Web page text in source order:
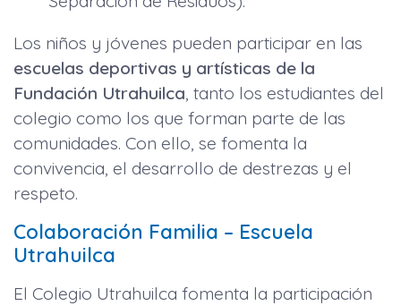
Los niños y jóvenes pueden participar en las
escuelas deportivas y artísticas de la
Fundación Utrahuilca, tanto los estudiantes del
colegio como los que forman parte de las
comunidades. Con ello, se fomenta la
convivencia, el desarrollo de destrezas y el
respeto.
Colaboración Familia – Escuela
Utrahuilca
El Colegio Utrahuilca fomenta la participación